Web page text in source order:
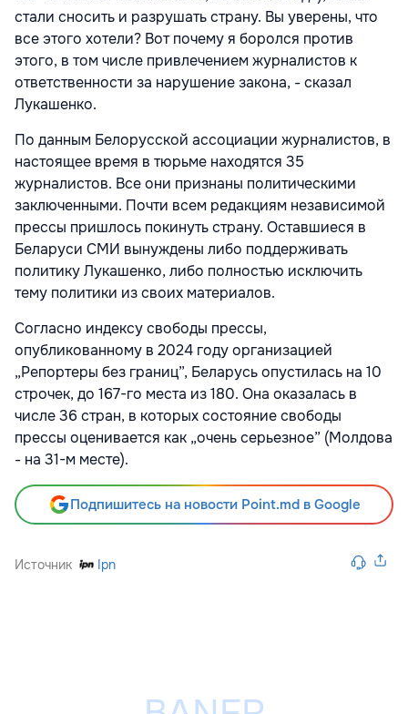
стали сносить и разрушать страну. Вы уверены, что
все этого хотели? Вот почему я боролся против
этого, в том числе привлечением журналистов к
ответственности за нарушение закона, - сказал
Лукашенко.
По данным Белорусской ассоциации журналистов, в
настоящее время в тюрьме находятся 35
журналистов. Все они признаны политическими
заключенными. Почти всем редакциям независимой
прессы пришлось покинуть страну. Оставшиеся в
Беларуси СМИ вынуждены либо поддерживать
политику Лукашенко, либо полностью исключить
тему политики из своих материалов.
Согласно индексу свободы прессы,
опубликованному в 2024 году организацией
„Репортеры без границ”, Беларусь опустилась на 10
строчек, до 167-го места из 180. Она оказалась в
числе 36 стран, в которых состояние свободы
прессы оценивается как „очень серьезное” (Молдова
- на 31-м месте).
Подпишитесь на новости Point.md в Google
Источник Ipn